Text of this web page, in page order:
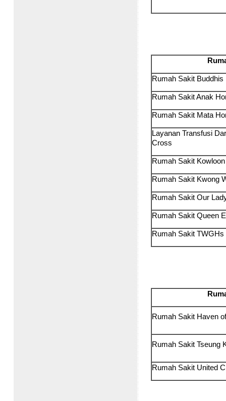
Rumah Sakit
Rumah Sakit Anak
Rumah Sakit Mata
Layanan Transfusi
Cross
Rumah Sakit
Rumah Sakit Kwong
Rumah Sakit Our
Rumah Sakit Queen
Rumah Sakit
Rumah Sakit Haven
Rumah Sakit Tseung
Rumah Sakit United